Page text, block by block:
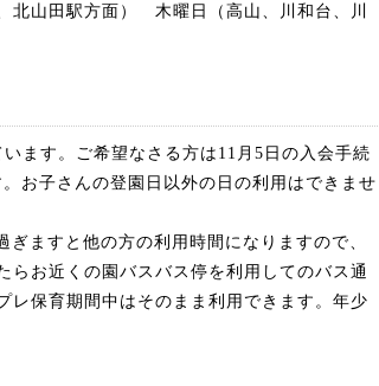
北山田駅方面） 木曜日（高山、川和台、川
ます。ご希望なさる方は11月5日の入会手続
お子さんの登園日以外の日の利用はできませ
ますと他の方の利用時間になりますので、
らお近くの園バスバス停を利用してのバス通
レ保育期間中はそのまま利用できます。年少